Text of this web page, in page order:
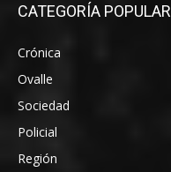
CATEGORÍA POPULAR
Crónica
Ovalle
Sociedad
Policial
Región